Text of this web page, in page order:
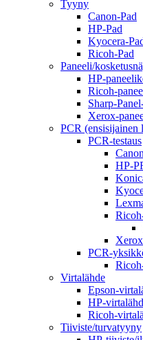
Tyyny
Canon-Pad
HP-Pad
Kyocera-
Ricoh-Pad
Paneeli/
HP-
Ricoh-
Sharp-
Xerox-
PCR (ensisijainen
PCR-testaus
HP-
PCR-
Virtalähde
Epson-
HP-
Ricoh-
Tiiviste/turvatyyny